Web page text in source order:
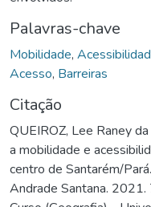
Palavras-chave
Mobilidade,
Acesso, Barreiras
Citação
QUEIROZ, Lee Raney
a mobilidade e
centro de Santarém/
Andrade Santana. 2021.